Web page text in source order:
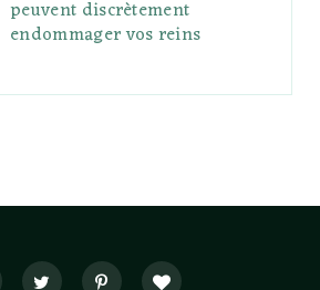
peuvent discrètement
endommager vos reins